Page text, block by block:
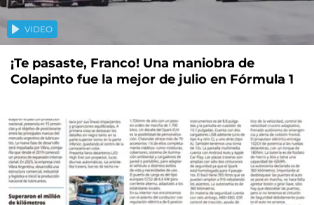
VIDEO
¡Te pasaste, Franco! Una maniobra de
Colapinto fue la mejor de julio en Fórmula 1